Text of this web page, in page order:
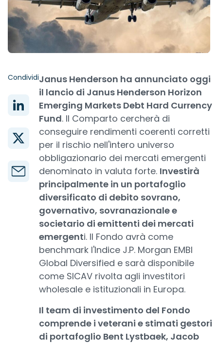
CondividiJanus Henderson ha annunciato oggi
il lancio di Janus Henderson Horizon
Emerging Markets Debt Hard Currency
Fund. Il Comparto cercherà di
conseguire rendimenti coerenti corretti
per il rischio nell'intero universo
obbligazionario dei mercati emergenti
denominato in valuta forte. Investirà
principalmente in un portafoglio
diversificato di debito sovrano,
governativo, sovranazionale e
societario di emittenti dei mercati
emergenti. Il Fondo avrà come
benchmark l'Indice J.P. Morgan EMBI
Global Diversified e sarà disponibile
come SICAV rivolta agli investitori
wholesale e istituzionali in Europa.
Il team di investimento del Fondo
comprende i veterani e stimati gestori
di portafoglio Bent Lystbaek, Jacob